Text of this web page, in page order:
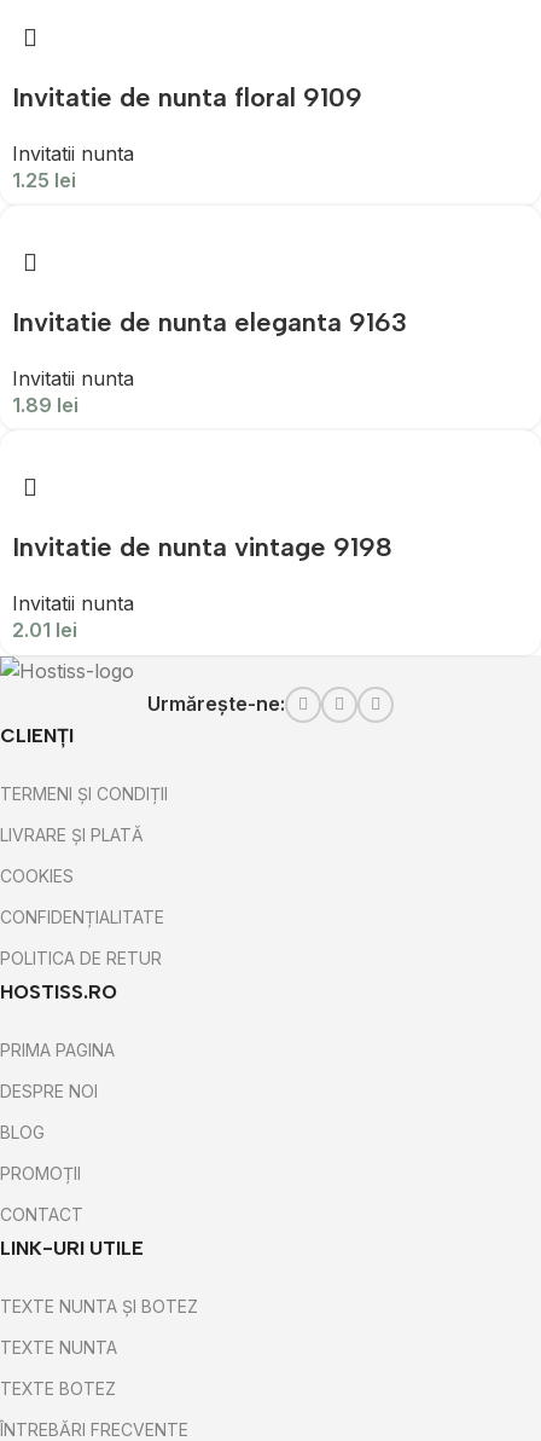
Invitatie de nunta floral 9109
Invitatii nunta
1.25 lei
Invitatie de nunta eleganta 9163
Invitatii nunta
1.89 lei
Invitatie de nunta vintage 9198
Invitatii nunta
2.01 lei
Urmărește-ne:
CLIENȚI
TERMENI ȘI CONDIȚII
LIVRARE ȘI PLATĂ
COOKIES
CONFIDENȚIALITATE
POLITICA DE RETUR
HOSTISS.RO
PRIMA PAGINA
DESPRE NOI
BLOG
PROMOȚII
CONTACT
LINK-URI UTILE
TEXTE NUNTA ȘI BOTEZ
TEXTE NUNTA
TEXTE BOTEZ
ÎNTREBĂRI FRECVENTE